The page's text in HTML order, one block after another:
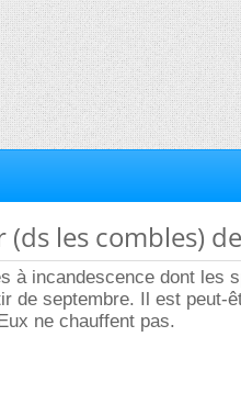
(ds les combles)
à incandescence dont les
de septembre. Il est peut-
ne chauffent pas.